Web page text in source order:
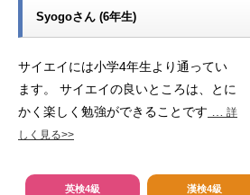
Syogoさん (6年生)
サイエイには小学4年生より通ってい
ます。 サイエイの良いところは、とに
かく楽しく勉強ができることです
詳
しく見る>>
英検4級 漢検4級